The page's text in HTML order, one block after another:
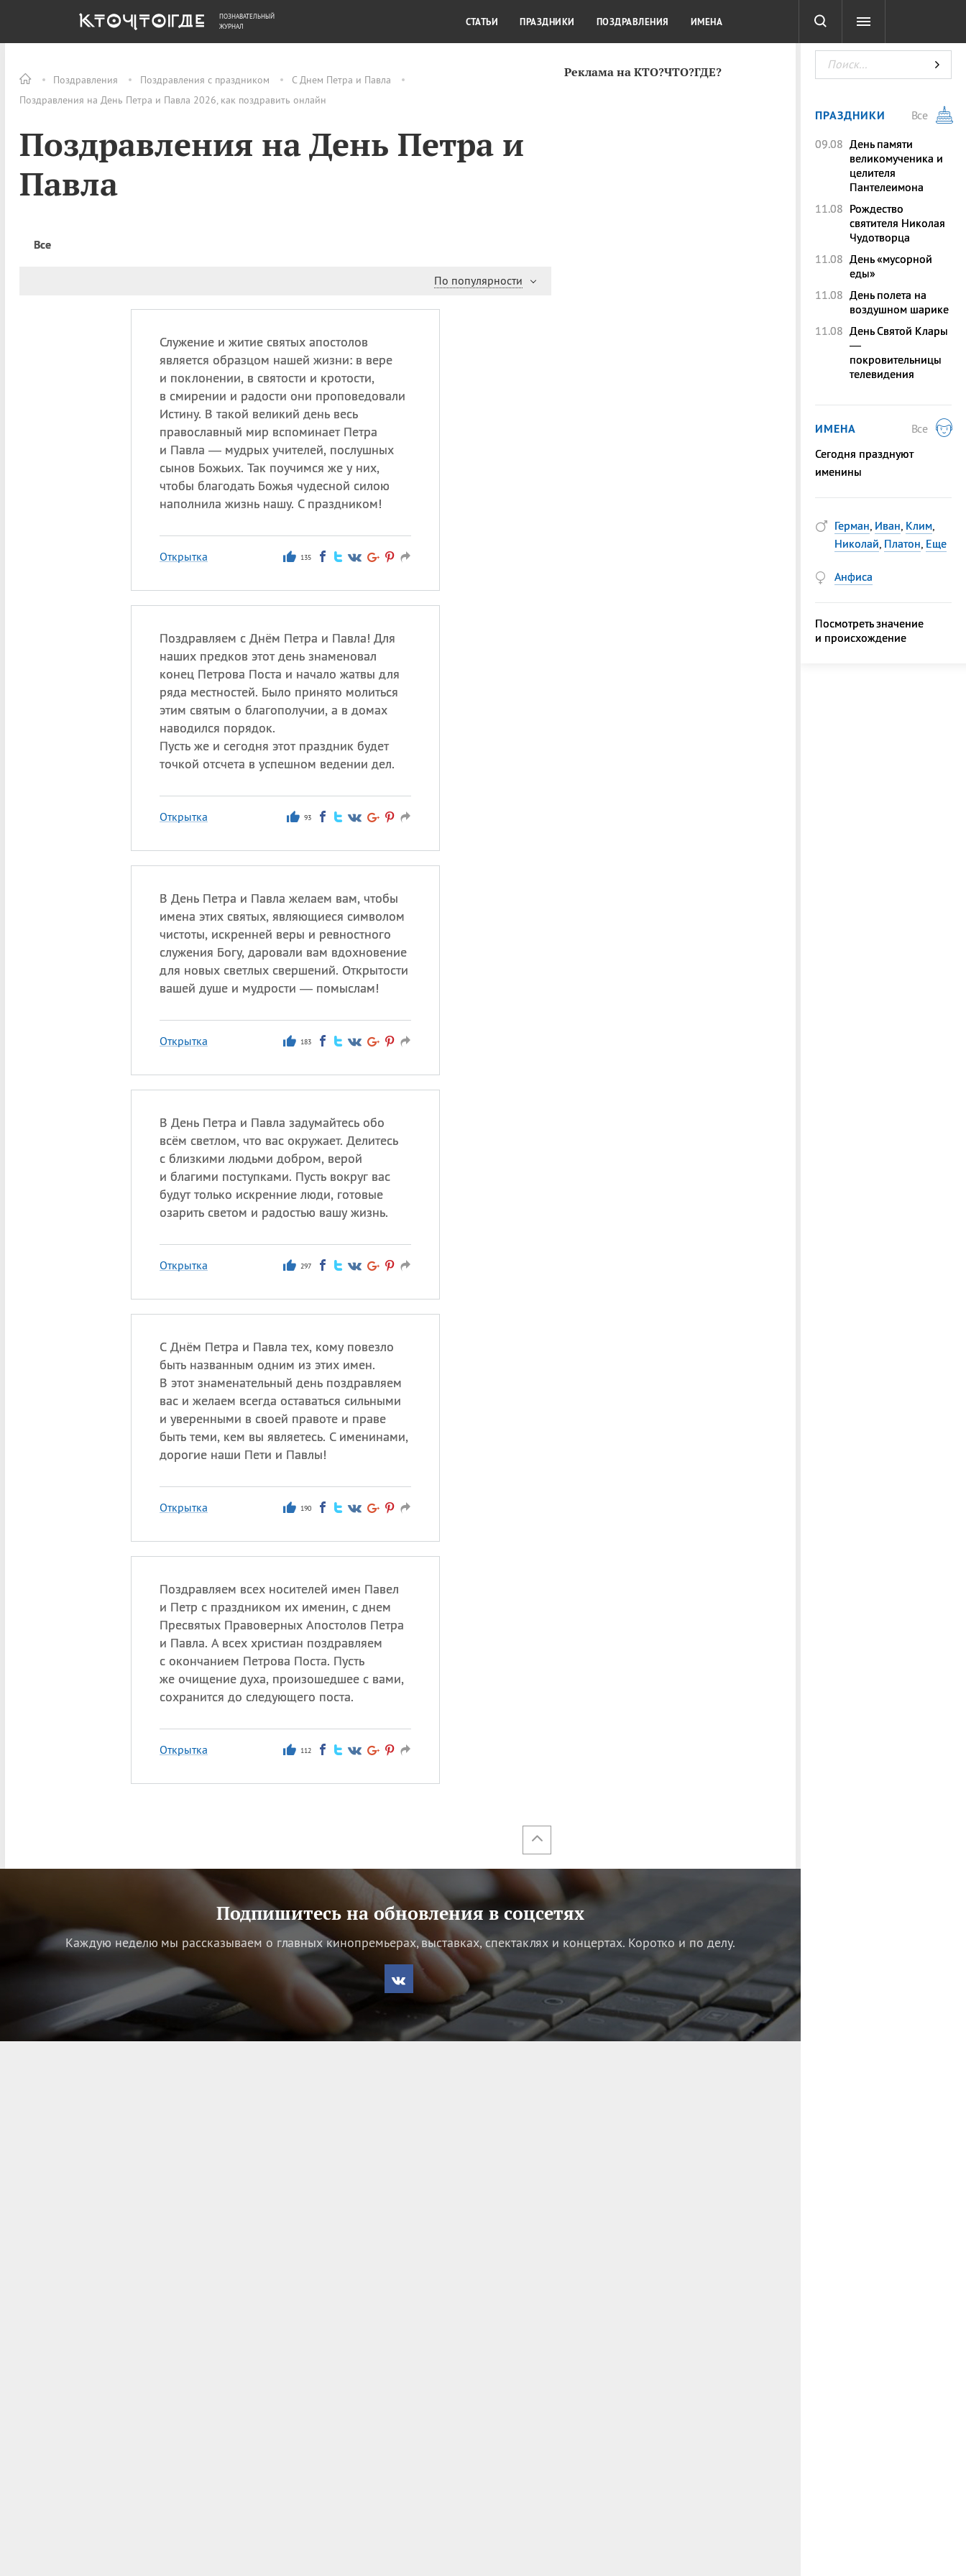
Поздравления Поздравления с праздником
С Днем Петра и Павла
Поздравления на День Петра и Павла 2026, как поздравить онлайн
Поздравления на День Петра и
Павла
Все
По популярности
Служение и житие святых апостолов
является образцом нашей жизни: в вере
и поклонении, в святости и кротости,
в смирении и радости они проповедовали
Истину. В такой великий день весь
православный мир вспоминает Петра
и Павла — мудрых учителей, послушных
сынов Божьих. Так поучимся же у них,
чтобы благодать Божья чудесной силою
наполнила жизнь нашу. С праздником!
Открытка 135
Поздравляем с Днём Петра и Павла! Для
наших предков этот день знаменовал
конец Петрова Поста и начало жатвы для
ряда местностей. Было принято молиться
этим святым о благополучии, а в домах
наводился порядок.
Пусть же и сегодня этот праздник будет
точкой отсчета в успешном ведении дел.
Открытка 93
В День Петра и Павла желаем вам, чтобы
имена этих святых, являющиеся символом
чистоты, искренней веры и ревностного
служения Богу, даровали вам вдохновение
для новых светлых свершений. Открытости
вашей душе и мудрости — помыслам!
Открытка 183
В День Петра и Павла задумайтесь обо
всём светлом, что вас окружает. Делитесь
с близкими людьми добром, верой
и благими поступками. Пусть вокруг вас
будут только искренние люди, готовые
озарить светом и радостью вашу жизнь.
Открытка 297
С Днём Петра и Павла тех, кому повезло
быть названным одним из этих имен.
В этот знаменательный день поздравляем
вас и желаем всегда оставаться сильными
и уверенными в своей правоте и праве
быть теми, кем вы являетесь. С именинами,
дорогие наши Пети и Павлы!
Открытка 190
Поздравляем всех носителей имен Павел
и Петр с праздником их именин, с днем
Пресвятых Правоверных Апостолов Петра
и Павла. А всех христиан поздравляем
с окончанием Петрова Поста. Пусть
же очищение духа, произошедшее с вами,
сохранится до следующего поста.
Открытка 112
Реклама на КТО?ЧТО?ГДЕ?
Подпишитесь на обновления в соцсетях
Каждую неделю мы рассказываем о главных кинопремьерах, выставках, спектаклях и концертах. Коротко и по делу.
ОБЩЕСТВО ДЕНЬГИ КУЛЬТУРА КРАСОТА ТЕСТЫ
ПОЗНАВАТЕЛЬНЫЙ
ЖУРНАЛ
СТАТЬИ ПРАЗДНИКИ ПОЗДРАВЛЕНИЯ ИМЕНА
ПРАЗДНИКИ
Все
09.08 День памяти
великомученика и
целителя
Пантелеимона
11.08 Рождество
святителя Николая
Чудотворца
11.08 День «мусорной
еды»
11.08 День полета на
воздушном шарике
11.08 День Святой Клары
—
покровительницы
телевидения
ИМЕНА
Все
Сегодня празднуют
именины
Герман, Иван, Клим,
Николай, Платон, Еще
Анфиса
Посмотреть значение
и происхождение